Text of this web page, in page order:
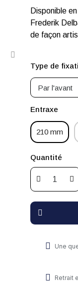
Disponible
Frederik
de façon
Type de
Entraxe
210 mm
Quantité
Une
Retrait